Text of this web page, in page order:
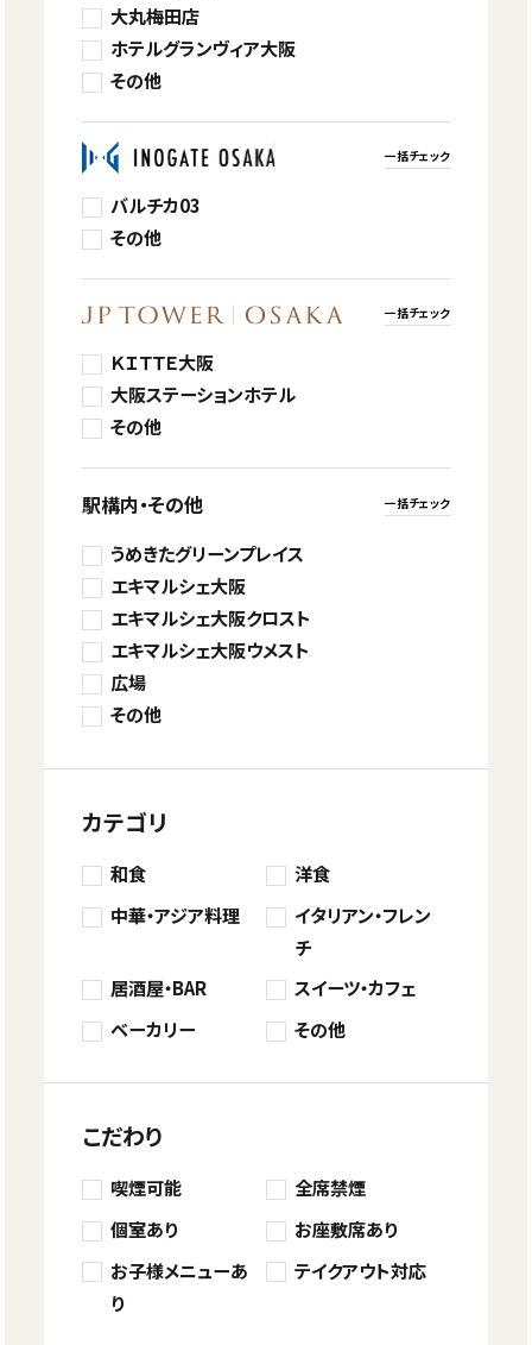
大丸梅田店
ホテルグランヴィア大阪
その他
一括チェック
バルチカ03
その他
一括チェック
ＫＩＴＴＥ大阪
大阪ステーションホテル
その他
駅構内・その他 一括チェック
うめきたグリーンプレイス
エキマルシェ大阪
エキマルシェ大阪クロスト
エキマルシェ大阪ウメスト
広場
その他
カテゴリ
和食
洋食
中華・アジア料理
イタリアン・フレン
チ
居酒屋・BAR
スイーツ・カフェ
ベーカリー
その他
こだわり
喫煙可能
全席禁煙
個室あり
お座敷席あり
お子様メニューあ
り
テイクアウト対応